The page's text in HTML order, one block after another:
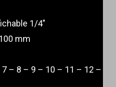
1/4″
mm
7 – 8 – 9 – 10 – 11 – 12 –